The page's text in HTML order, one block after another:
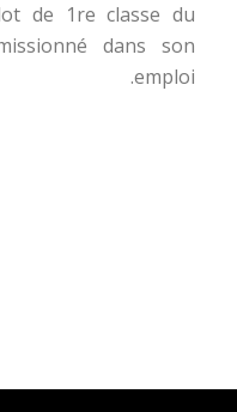
de 1re classe du
dans son
emploi.